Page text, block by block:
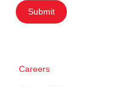
Submit
Careers